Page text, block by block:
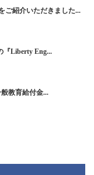
ご紹介いただきました...
『Liberty Eng...
教育給付金...